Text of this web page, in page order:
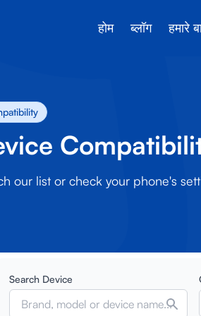
होम ब्लॉग हमारे
our list or check your phone's
Search Device